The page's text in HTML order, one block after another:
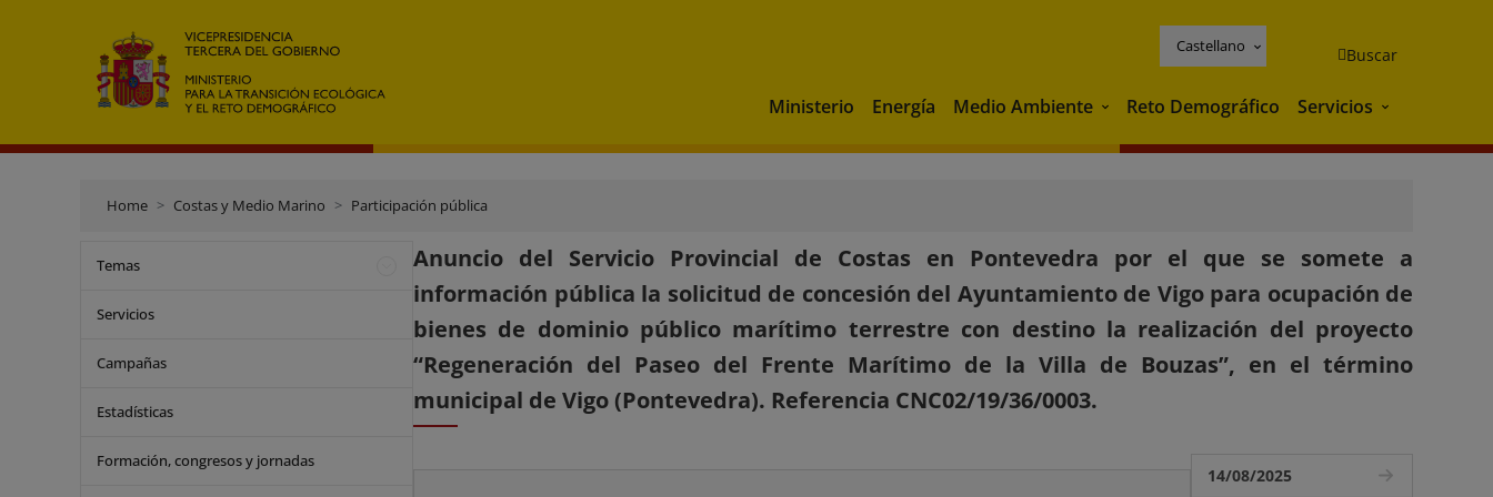
Castellano Buscar
Ministerio Energía Medio Ambiente Medio Ambiente
Reto Demográfico Servicios Servicios
Home Costas y Medio Marino Participación pública
Temas
Servicios
Campañas
Estadísticas
Formación, congresos y jornadas
Anuncio del Servicio Provincial de Costas en Pontevedra por el que se somete a
información pública la solicitud de concesión del Ayuntamiento de Vigo para ocupación de
bienes de dominio público marítimo terrestre con destino la realización del proyecto
“Regeneración del Paseo del Frente Marítimo de la Villa de Bouzas”, en el término
municipal de Vigo (Pontevedra). Referencia CNC02/19/36/0003.
14/08/2025